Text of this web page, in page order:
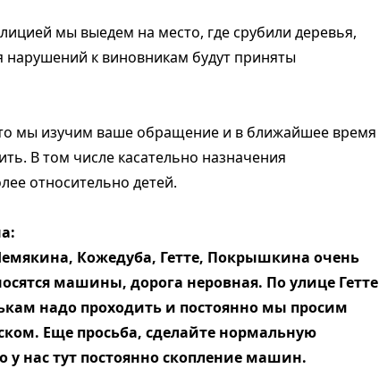
мы выедем на место, где срубили деревья,
нарушений к виновникам будут приняты
мы изучим ваше обращение и в ближайшее время
В том числе касательно назначения
относительно детей.
Кожедуба, Гетте, Покрышкина очень
машины, дорога неровная. По улице Гетте
надо проходить и постоянно мы просим
Еще просьба, сделайте нормальную
у нас тут постоянно скопление машин.